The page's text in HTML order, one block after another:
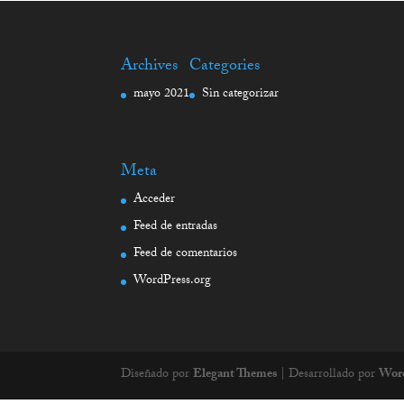
Archives
mayo 2021
Categories
Sin categorizar
Meta
Acceder
Feed de entradas
Feed de comentarios
WordPress.org
Diseñado porElegant Themes | Desarrollado por